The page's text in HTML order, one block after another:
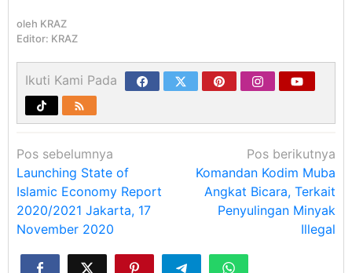
oleh KRAZ
Editor: KRAZ
Ikuti Kami Pada
Navigasi
pos
Pos sebelumnya
Launching State of
Islamic Economy Report
2020/2021 Jakarta, 17
November 2020
Pos berikutnya
Komandan Kodim Muba
Angkat Bicara, Terkait
Penyulingan Minyak
Illegal